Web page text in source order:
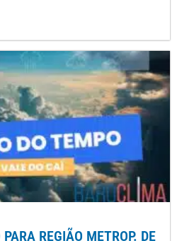
REGIÃO METROP. DE